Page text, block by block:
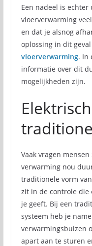
Een nadeel is
vloerverwarming
en dat je alsnog
oplossing in dit
vloerverwarming. In
informatie over dit
mogelijkheden zijn.
Vaak vragen
verwarming nou
traditionele vorm
zit in de controle die
je geeft. Bij een
systeem heb je
verwarmingsbuizen
apart aan te sturen